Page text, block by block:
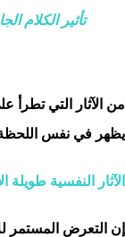
تأثير الكلام
من الآثار التي تطرأ
يظهر في نفس اللحظة
الآثار النفسية طويلة
إن التعرض المستمر